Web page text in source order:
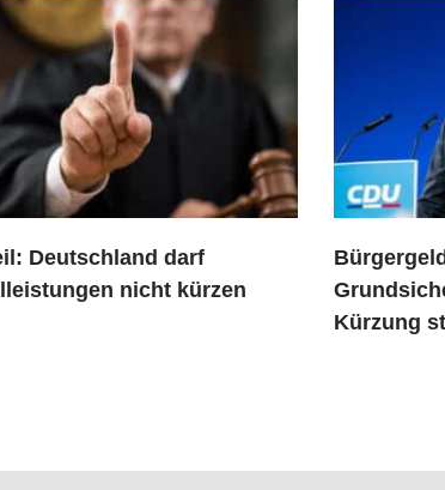
Deutschland darf
nicht kürzen
Kürzung